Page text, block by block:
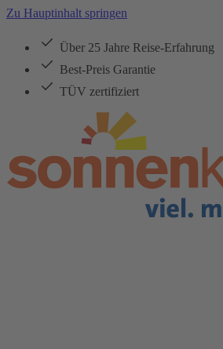
Zu Hauptinhalt springen
Über 25 Jahre Reise-Erfahrung
Best-Preis Garantie
TÜV zertifiziert